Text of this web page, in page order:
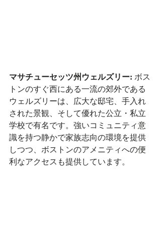
マサチューセッツ州ウェルズリー: ボス
トンのすぐ西にある一流の郊外である
ウェルズリーは、広大な邸宅、手入れ
された景観、そして優れた公立・私立
学校で有名です。強いコミュニティ意
識を持つ静かで家族志向の環境を提供
しつつ、ボストンのアメニティへの便
利なアクセスも提供しています。